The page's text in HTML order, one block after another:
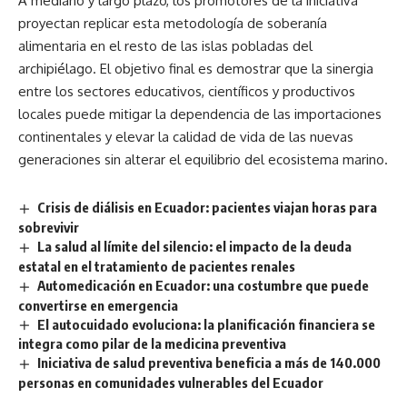
proyectan replicar esta metodología de soberanía
alimentaria en el resto de las islas pobladas del
archipiélago. El objetivo final es demostrar que la sinergia
entre los sectores educativos, científicos y productivos
locales puede mitigar la dependencia de las importaciones
continentales y elevar la calidad de vida de las nuevas
generaciones sin alterar el equilibrio del ecosistema marino.
Crisis de diálisis en Ecuador: pacientes viajan horas para
sobrevivir
La salud al límite del silencio: el impacto de la deuda
estatal en el tratamiento de pacientes renales
Automedicación en Ecuador: una costumbre que puede
convertirse en emergencia
El autocuidado evoluciona: la planificación financiera se
integra como pilar de la medicina preventiva
Iniciativa de salud preventiva beneficia a más de 140.000
personas en comunidades vulnerables del Ecuador